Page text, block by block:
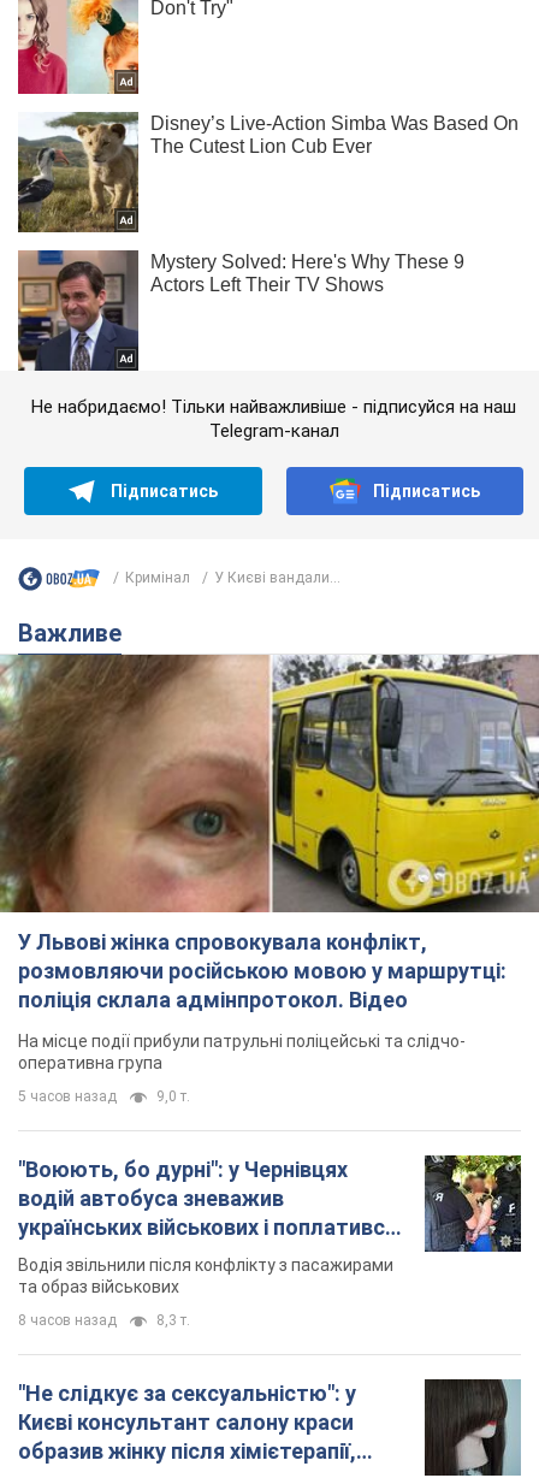
Не набридаємо! Тільки найважливіше - підписуйся на наш
Telegram-канал
Підписатись Підписатись
Кримінал У Києві вандали...
Важливе
У Львові жінка спровокувала конфлікт,
розмовляючи російською мовою у маршрутці:
поліція склала адмінпротокол. Відео
На місце події прибули патрульні поліцейські та слідчо-
оперативна група
5 часов назад 9,0 т.
"Воюють, бо дурні": у Чернівцях
водій автобуса зневажив
українських військових і поплатився.
Відео
Водія звільнили після конфлікту з пасажирами
та образ військових
8 часов назад 8,3 т.
"Не слідкує за сексуальністю": у
Києві консультант салону краси
образив жінку після хімієтерапії,